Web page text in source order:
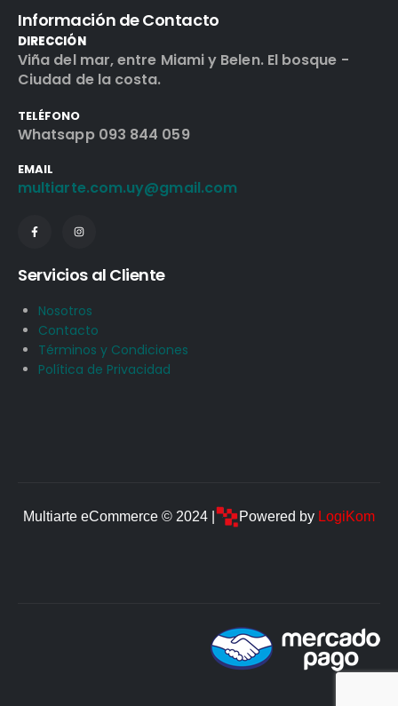
Información de Contacto
DIRECCIÓN
Viña del mar, entre Miami y Belen. El bosque -
Ciudad de la costa.
TELÉFONO
Whatsapp 093 844 059
EMAIL
multiarte.com.uy@gmail.com
Servicios al Cliente
Nosotros
Contacto
Términos y Condiciones
Política de Privacidad
Multiarte eCommerce © 2024 | Powered by LogiKom